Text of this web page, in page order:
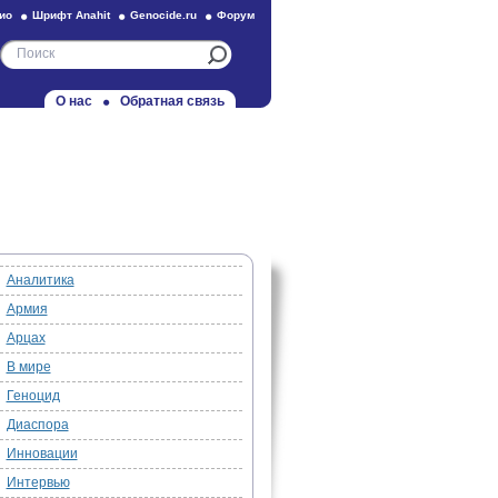
Шрифт Anahit Genocide.ru Форум
О нас Обратная связь
Аналитика
Армия
Арцах
В мире
Геноцид
Диаспора
Инновации
Интервью